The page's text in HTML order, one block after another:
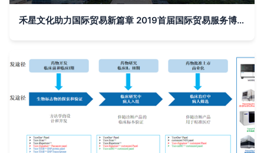
禾星文化助力国际贸易新篇章 2019首届国际贸易服务博览会圆满收官